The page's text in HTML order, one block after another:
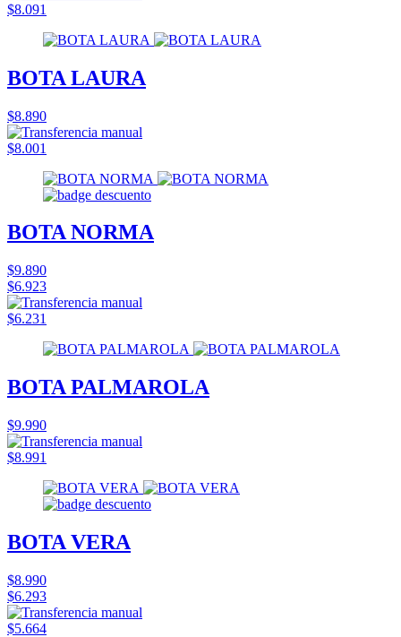
$8.091
BOTA LAURA
$8.890
$8.001
BOTA NORMA
$9.890
$6.923
$6.231
BOTA PALMAROLA
$9.990
$8.991
BOTA VERA
$8.990
$6.293
$5.664